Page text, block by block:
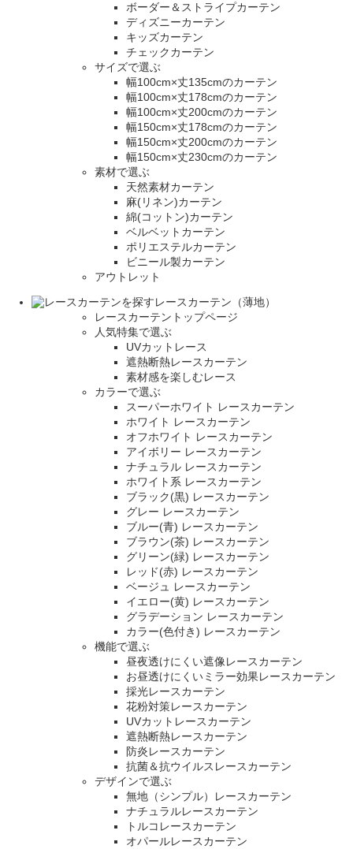
ボーダー＆ストライプカーテン
ディズニーカーテン
キッズカーテン
チェックカーテン
サイズで選ぶ
幅100cm×丈135cmのカーテン
幅100cm×丈178cmのカーテン
幅100cm×丈200cmのカーテン
幅150cm×丈178cmのカーテン
幅150cm×丈200cmのカーテン
幅150cm×丈230cmのカーテン
素材で選ぶ
天然素材カーテン
麻(リネン)カーテン
綿(コットン)カーテン
ベルベットカーテン
ポリエステルカーテン
ビニール製カーテン
アウトレット
レースカーテン（薄地）
レースカーテントップページ
人気特集で選ぶ
UVカットレース
遮熱断熱レースカーテン
素材感を楽しむレース
カラーで選ぶ
スーパーホワイト レースカーテン
ホワイト レースカーテン
オフホワイト レースカーテン
アイボリー レースカーテン
ナチュラル レースカーテン
ホワイト系 レースカーテン
ブラック(黒) レースカーテン
グレー レースカーテン
ブルー(青) レースカーテン
ブラウン(茶) レースカーテン
グリーン(緑) レースカーテン
レッド(赤) レースカーテン
ベージュ レースカーテン
イエロー(黄) レースカーテン
グラデーション レースカーテン
カラー(色付き) レースカーテン
機能で選ぶ
昼夜透けにくい遮像レースカーテン
お昼透けにくいミラー効果レースカーテン
採光レースカーテン
花粉対策レースカーテン
UVカットレースカーテン
遮熱断熱レースカーテン
防炎レースカーテン
抗菌＆抗ウイルスレースカーテン
デザインで選ぶ
無地（シンプル）レースカーテン
ナチュラルレースカーテン
トルコレースカーテン
オパールレースカーテン